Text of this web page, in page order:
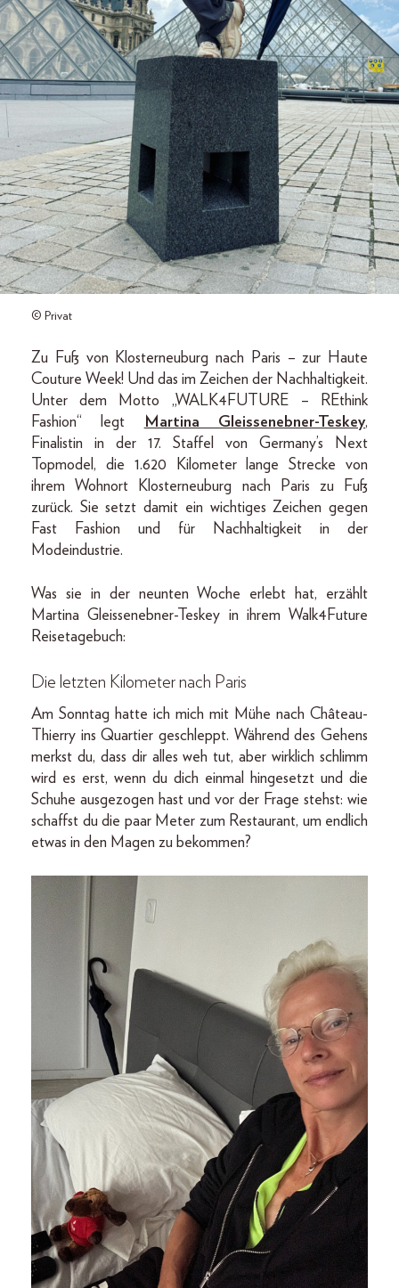
© Privat
Zu Fuß von Klosterneuburg nach Paris – zur Haute
Couture Week! Und das im Zeichen der Nachhaltigkeit.
Unter dem Motto „WALK4FUTURE – REthink
Fashion“ legt
Martina Gleissenebner-Teskey,
Finalistin in der 17. Staffel von Germany’s Next
Topmodel, die 1.620 Kilometer lange Strecke von
ihrem Wohnort Klosterneuburg nach Paris zu Fuß
zurück. Sie setzt damit ein wichtiges Zeichen gegen
Fast Fashion und für Nachhaltigkeit in der
Modeindustrie.
Was sie in der neunten Woche erlebt hat, erzählt
Martina Gleissenebner-Teskey in ihrem Walk4Future
Reisetagebuch:
Die letzten Kilometer nach Paris
Am Sonntag hatte ich mich mit Mühe nach Château-
Thierry ins Quartier geschleppt. Während des Gehens
merkst du, dass dir alles weh tut, aber wirklich schlimm
wird es erst, wenn du dich einmal hingesetzt und die
Schuhe ausgezogen hast und vor der Frage stehst: wie
schaffst du die paar Meter zum Restaurant, um endlich
etwas in den Magen zu bekommen?